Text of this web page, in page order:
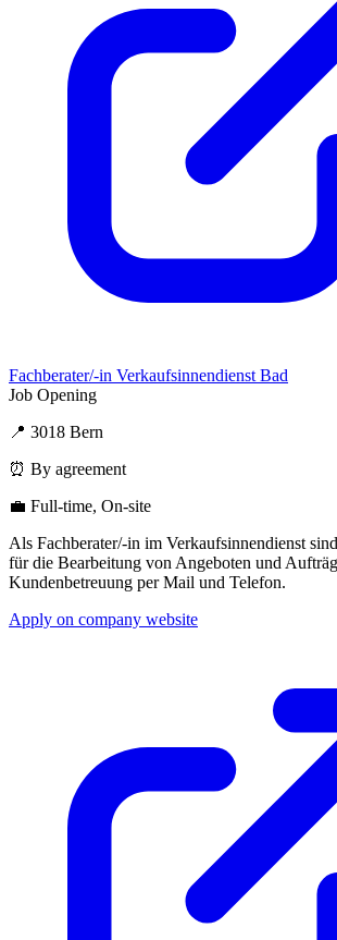
Fachberater/-in Verkaufsinnendienst Bad
Job Opening
📍 3018 Bern
⏰ By agreement
💼 Full-time, On-site
Als Fachberater/-in im Verkaufsinnendienst
für die Bearbeitung von Angeboten und
Kundenbetreuung per Mail und Telefon.
Apply on company website